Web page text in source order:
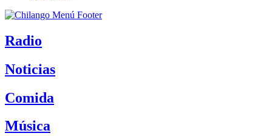
Radio
Noticias
Comida
Música